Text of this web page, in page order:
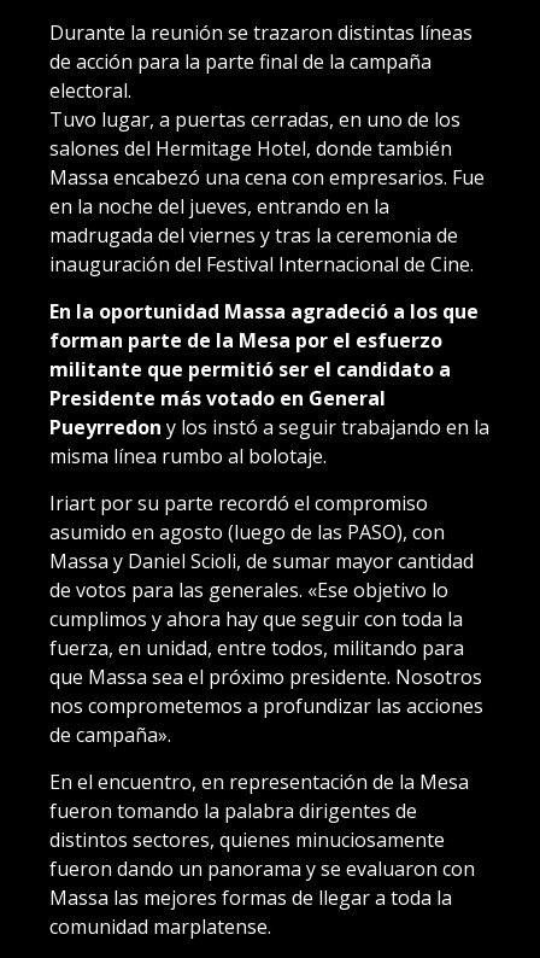
Durante la reunión se trazaron distintas líneas
de acción para la parte final de la campaña
electoral.
Tuvo lugar, a puertas cerradas, en uno de los
salones del Hermitage Hotel, donde también
Massa encabezó una cena con empresarios. Fue
en la noche del jueves, entrando en la
madrugada del viernes y tras la ceremonia de
inauguración del Festival Internacional de Cine.
En la oportunidad Massa agradeció a los que
forman parte de la Mesa por el esfuerzo
militante que permitió ser el candidato a
Presidente más votado en General
Pueyrredon y los instó a seguir trabajando en la
misma línea rumbo al bolotaje.
Iriart por su parte recordó el compromiso
asumido en agosto (luego de las PASO), con
Massa y Daniel Scioli, de sumar mayor cantidad
de votos para las generales. «Ese objetivo lo
cumplimos y ahora hay que seguir con toda la
fuerza, en unidad, entre todos, militando para
que Massa sea el próximo presidente. Nosotros
nos comprometemos a profundizar las acciones
de campaña».
En el encuentro, en representación de la Mesa
fueron tomando la palabra dirigentes de
distintos sectores, quienes minuciosamente
fueron dando un panorama y se evaluaron con
Massa las mejores formas de llegar a toda la
comunidad marplatense.